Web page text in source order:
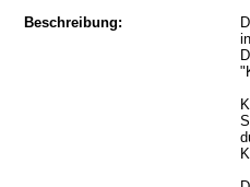
Beschreibung: